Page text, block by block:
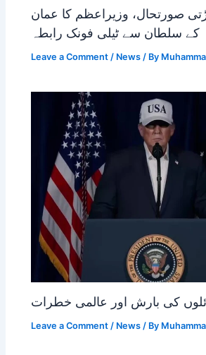
صورتحال، وزیراعظم کا عمان
کے سلطان سے ٹیلی فونک رابطہ
Leave a Comment / News / By
کی بارش اور عالمی خطرات
Leave a Comment / News / By